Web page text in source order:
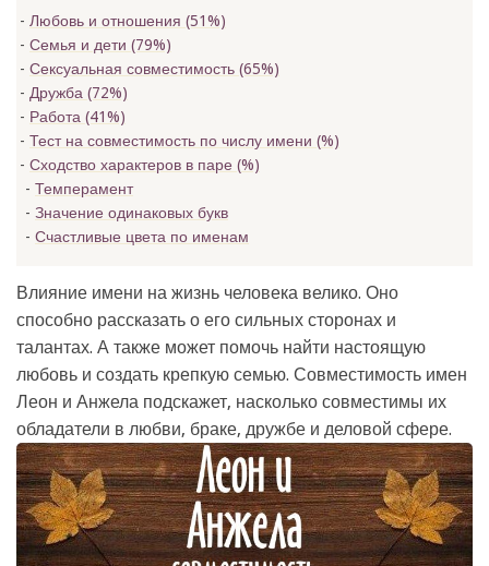
Любовь и отношения (51%)
Семья и дети (79%)
Сексуальная совместимость (65%)
Дружба (72%)
Работа (41%)
Тест на совместимость по числу имени (%)
Сходство характеров в паре (%)
Темперамент
Значение одинаковых букв
Счастливые цвета по именам
Влияние имени на жизнь человека велико. Оно
способно рассказать о его сильных сторонах и
талантах. А также может помочь найти настоящую
любовь и создать крепкую семью. Совместимость имен
Леон и Анжела подскажет, насколько совместимы их
обладатели в любви, браке, дружбе и деловой сфере.